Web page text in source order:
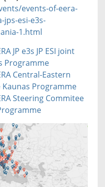
events-of-eera-
jps-esi-e3s-
1.html
JP e3s JP ESI joint
Programme
Central-Eastern
Programme
Steering Commitee